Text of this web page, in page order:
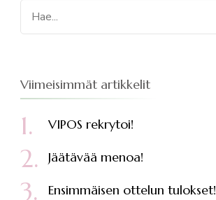
Etsi:
Viimeisimmät artikkelit
VIPOS rekrytoi!
Jäätävää menoa!
Ensimmäisen ottelun tulokset!